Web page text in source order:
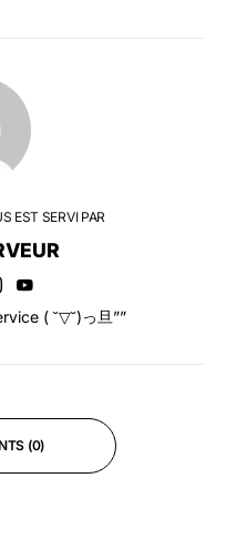
EST SERVI PAR
( ˘▽˘)っ旦””
(0)